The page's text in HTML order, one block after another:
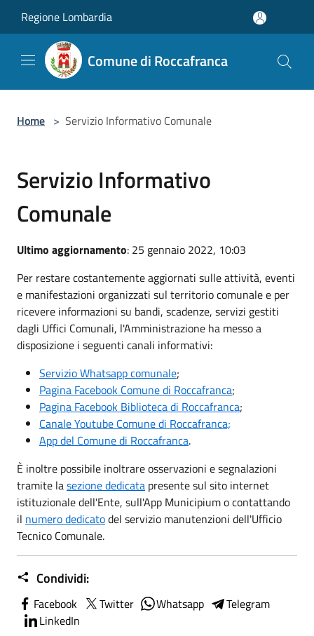
Regione Lombardia
Comune di Roccafranca
Home > Servizio Informativo Comunale
Servizio Informativo
Comunale
Ultimo aggiornamento: 25 gennaio 2022, 10:03
Per restare costantemente aggiornati sulle attività, eventi
e manifestazioni organizzati sul territorio comunale e per
ricevere informazioni su bandi, scadenze, servizi gestiti
dagli Uffici Comunali, l'Amministrazione ha messo a
disposizione i seguenti canali informativi:
Servizio Whatsapp comunale;
Pagina Facebook Comune di Roccafranca;
Pagina Facebook Biblioteca di Roccafranca;
Canale Youtube Comune di Roccafranca;
App del Comune di Roccafranca.
È inoltre possibile inoltrare osservazioni e segnalazioni
tramite lasezione dedicata presente sul sito internet
istituzionale dell'Ente, sull'App Municipium o contattando
il numero dedicatodel servizio manutenzioni dell'Ufficio
Tecnico Comunale.
Condividi:
Facebook Twitter Whatsapp
Telegram
LinkedIn